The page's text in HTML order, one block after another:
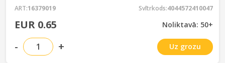
ART:16379019 Svītrkods:4044572410047
EUR 0.65 Noliktavā: 50+
- + Uz grozu